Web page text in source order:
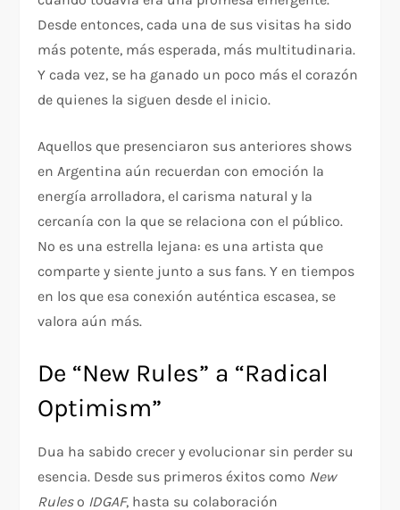
Desde entonces, cada una de sus visitas ha sido
más potente, más esperada, más multitudinaria.
Y cada vez, se ha ganado un poco más el corazón
de quienes la siguen desde el inicio.
Aquellos que presenciaron sus anteriores shows
en Argentina aún recuerdan con emoción la
energía arrolladora, el carisma natural y la
cercanía con la que se relaciona con el público.
No es una estrella lejana: es una artista que
comparte y siente junto a sus fans. Y en tiempos
en los que esa conexión auténtica escasea, se
valora aún más.
De “New Rules” a “Radical
Optimism”
Dua ha sabido crecer y evolucionar sin perder su
esencia. Desde sus primeros éxitos como New
Ruleso IDGAF, hasta su colaboración